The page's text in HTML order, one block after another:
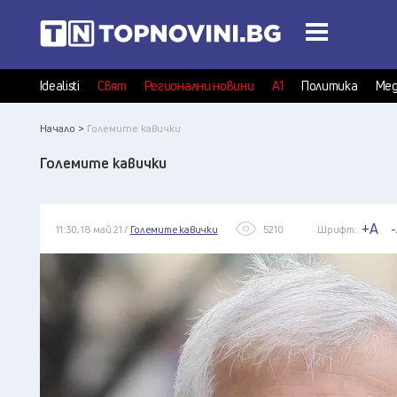
Idealisti Свят Регионални новини А1 Политика
Начало > Големите кавички
Големите кавички
11:30, 18 май 21 / Големите кавички 5210 Шрифт: +A